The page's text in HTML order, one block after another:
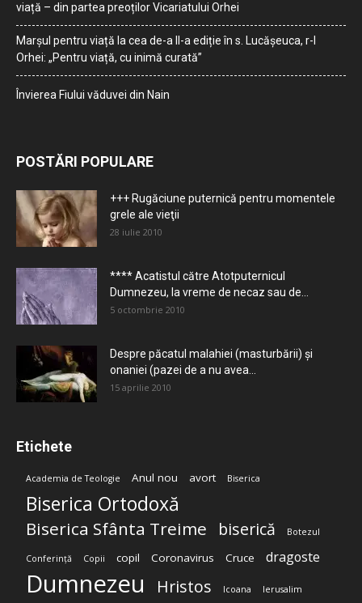
viață – din partea preoților Vicariatului Orhei
Marșul pentru viață la cea de-a II-a ediție în s. Lucășeuca, r-l
Orhei: „Pentru viață, cu inimă curată”
Învierea Fiului văduvei din Nain
POSTĂRI POPULARE
+++ Rugăciune puternică pentru momentele
grele ale vieţii
28 iulie 2010
**** Acatistul către Atotputernicul
Dumnezeu, la vreme de necaz sau de...
5 octombrie 2010
Despre păcatul malahiei (masturbării) şi
onaniei (pazei de a nu avea...
15 aprilie 2010
Etichete
Academia de Teologie Anul nou avort Biserica
Biserica Ortodoxă
Biserica Sfânta Treime biserică Botezul
Conferință Copii copil Coronavirus Cruce dragoste
Dumnezeu Hristos Icoana Ierusalim